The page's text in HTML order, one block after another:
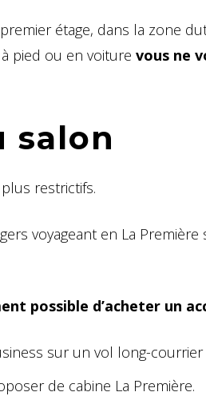
étage, dans la zone
pied ou en voiture vous ne
salon
restrictifs.
voyageant en La
possible d’acheter un
sur un vol long-
de cabine La Première.